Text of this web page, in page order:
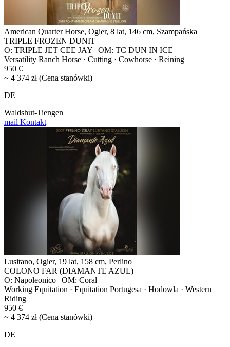
American Quarter Horse, Ogier, 8 lat, 146 cm, Szampańska
TRIPLE FROZEN DUNIT
O: TRIPLE JET CEE JAY | OM: TC DUN IN ICE
Versatility Ranch Horse · Cutting · Cowhorse · Reining
950 €
~ 4 374 zł (Cena stanówki)
DE
Waldshut-Tiengen
mail Kontakt
Lusitano, Ogier, 19 lat, 158 cm, Perlino
COLONO FAR (DIAMANTE AZUL)
O: Napoleonico | OM: Coral
Working Equitation · Equitation Portugesa · Hodowla · Western
Riding
950 €
~ 4 374 zł (Cena stanówki)
DE